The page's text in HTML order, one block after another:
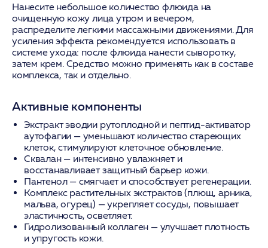
Нанесите небольшое количество флюида на
очищенную кожу лица утром и вечером,
распределите легкими массажными движениями. Для
усиления эффекта рекомендуется использовать в
системе ухода: после флюида нанести сыворотку,
затем крем. Средство можно применять как в составе
комплекса, так и отдельно.
Активные компоненты
Экстракт эводии рутоплоднойи пептид-активатор
аутофагии — уменьшают количество стареющих
клеток, стимулируют клеточное обновление.
Сквалан— интенсивно увлажняет и
восстанавливает защитный барьер кожи.
Пантенол— смягчает и способствует регенерации.
Комплекс растительных экстрактов (плющ, арника,
мальва, огурец) — укрепляет сосуды, повышает
эластичность, осветляет.
Гидролизованный коллаген — улучшает плотность
и упругость кожи.